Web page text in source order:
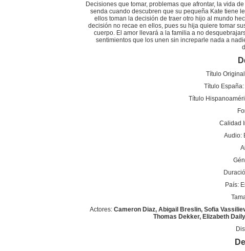
Decisiones que tomar, problemas que afrontar, la vida
senda cuando descubren que su pequeña Kate tiene
ellos toman la decisión de traer otro hijo al mundo
decisión no recae en ellos, pues su hija quiere tomar
cuerpo. El amor llevará a la familia a no
sentimientos que los unen sin increparle nada a
Título
Título España:
Título
Calidad
Audio:
País:
Actores: Cameron Diaz, Abigail Breslin, Sofia
Thomas Dekker, Elizabeth